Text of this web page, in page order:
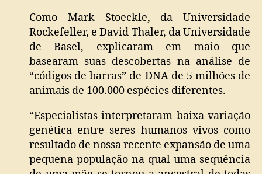
Como Mark Stoeckle, da Universidade
Rockefeller, e David Thaler, da Universidade
de Basel, explicaram em maio que
basearam suas descobertas na análise de
“códigos de barras” de DNA de 5 milhões de
animais de 100.000 espécies diferentes.
“Especialistas interpretaram baixa variação
genética entre seres humanos vivos como
resultado de nossa recente expansão de uma
pequena população na qual uma sequência